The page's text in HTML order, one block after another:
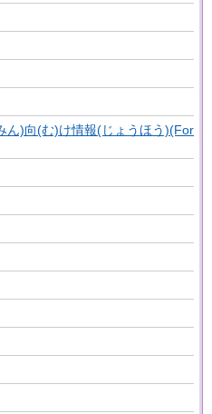
ん)向(む)け情報(じょうほう)(For